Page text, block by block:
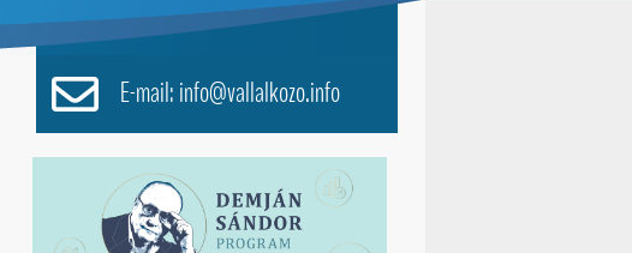
E-mail: info@vallalkozo.info